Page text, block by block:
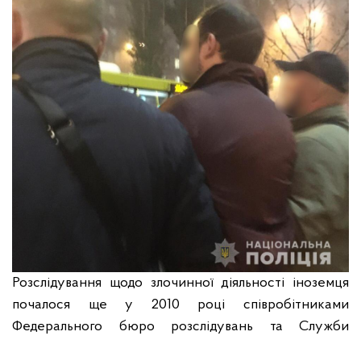
Розслідування щодо злочинної діяльності іноземця
почалося ще у 2010 році співробітниками
Федерального бюро розслідувань та Служби